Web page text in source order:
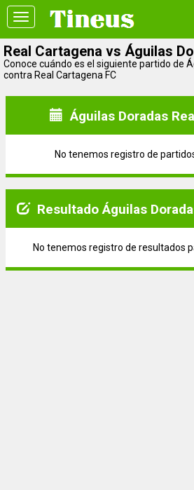
Toggle
navigation
Real Cartagena vs Águilas
Conoce cuándo es el siguiente partido de
contra Real Cartagena FC
Águilas Doradas
No tenemos registro de
Resultado Águilas
No tenemos registro de resultados